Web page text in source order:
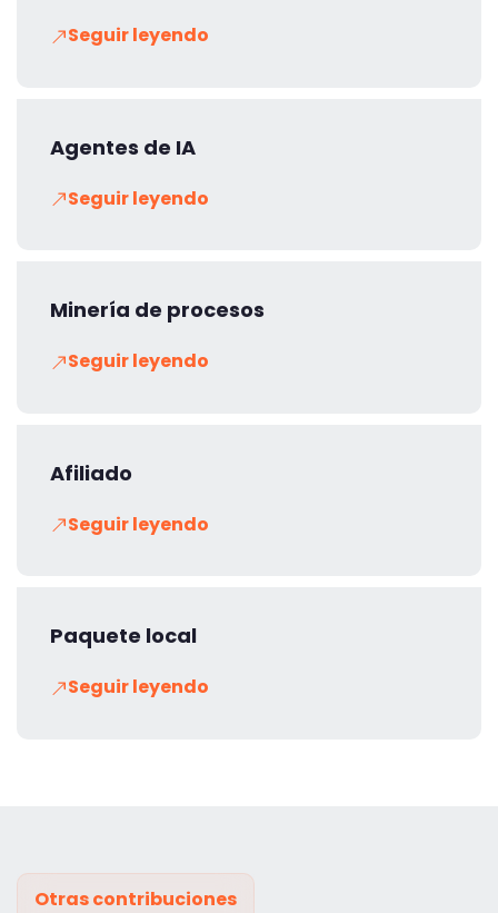
Seguir leyendo
Agentes de IA
Seguir leyendo
Minería de procesos
Seguir leyendo
Afiliado
Seguir leyendo
Paquete local
Seguir leyendo
Otras contribuciones